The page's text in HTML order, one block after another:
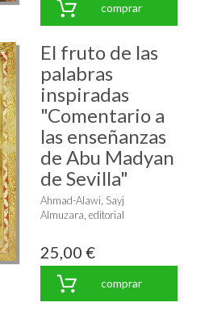
comprar
El fruto de las
palabras
inspiradas
"Comentario a
las enseñanzas
de Abu Madyan
de Sevilla"
Ahmad-Alawi, Sayj
Almuzara, editorial
25,00 €
comprar